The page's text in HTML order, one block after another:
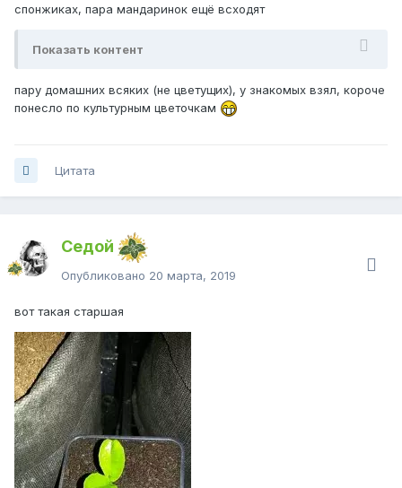
спонжиках, пара мандаринок ещё всходят
Показать контент
пару домашних всяких (не цветущих), у знакомых взял, короче
понесло по культурным цветочкам
Цитата
Седой
Опубликовано 20 марта, 2019
вот такая старшая